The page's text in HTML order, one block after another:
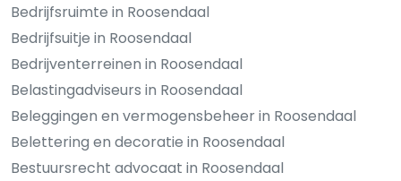
Bedrijfsruimte in Roosendaal
Bedrijfsuitje in Roosendaal
Bedrijventerreinen in Roosendaal
Belastingadviseurs in Roosendaal
Beleggingen en vermogensbeheer in Roosendaal
Belettering en decoratie in Roosendaal
Bestuursrecht advocaat in Roosendaal